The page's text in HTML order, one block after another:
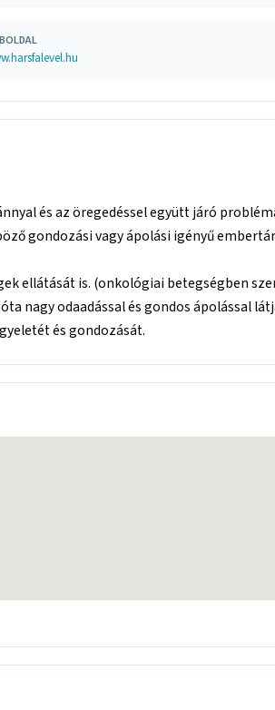
és az öregedéssel együtt járó
gondozási vagy ápolási igényű
ellátását is. (onkológiai betegségben
odaadással és gondos ápolással
és gondozását.